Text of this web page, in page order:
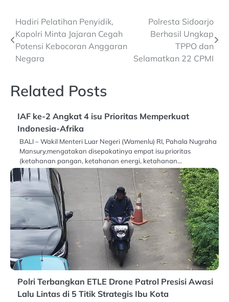
Post
navigation
Hadiri Pelatihan Penyidik,
Kapolri Minta Jajaran Cegah
Potensi Kebocoran Anggaran
Negara
Polresta Sidoarjo
Berhasil Ungkap
TPPO dan
Selamatkan 22 CPMI
Related Posts
IAF ke-2 Angkat 4 isu Prioritas Memperkuat
Indonesia-Afrika
BALI – Wakil Menteri Luar Negeri (Wamenlu) RI, Pahala Nugraha
Mansury,mengatakan disepakatinya empat isu prioritas
(ketahanan pangan, ketahanan energi, ketahanan…
Polri Terbangkan ETLE Drone Patrol Presisi Awasi
Lalu Lintas di 5 Titik Strategis Ibu Kota